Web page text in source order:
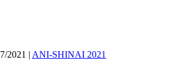
2021 | ANI-SHINAI 2021